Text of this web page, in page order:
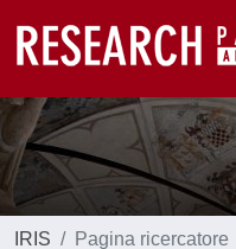
IRIS Pagina ricercatore